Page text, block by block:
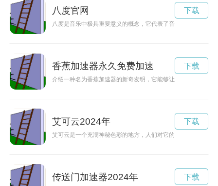
八度官网
八度是音乐中极具重要意义的概念，它代表了音乐领域的广阔
下载
香蕉加速器永久免费加速
介绍一种名为香蕉加速器的新奇发明，它能够让人的生活更加充
下载
艾可云2024年
艾可云是一个充满神秘色彩的地方，人们对它的了解仅限于表
下载
传送门加速器2024年 下载